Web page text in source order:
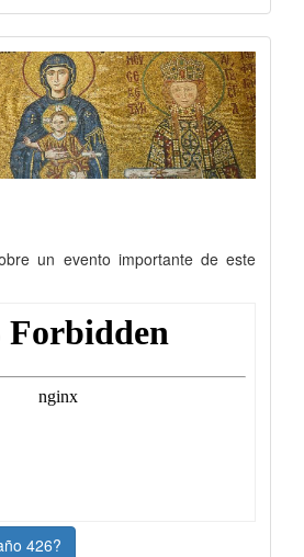
un evento importante de este
426?